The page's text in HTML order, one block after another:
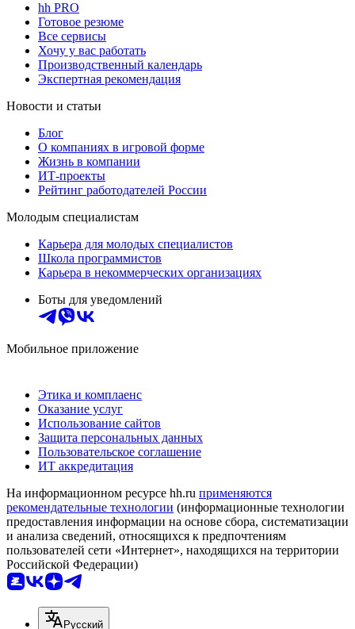
hh PRO
Готовое резюме
Все сервисы
Хочу у вас работать
Производственный календарь
Экспертная рекомендация
Новости и статьи
Блог
О компаниях в игровой форме
Жизнь в компании
ИТ-проекты
Рейтинг работодателей России
Молодым специалистам
Карьера для молодых специалистов
Школа программистов
Карьера в некоммерческих организациях
Боты для уведомлений
Мобильное приложение
Этика и комплаенс
Оказание услуг
Использование сайтов
Защита персональных данных
Пользовательское соглашение
ИТ аккредитация
На информационном ресурсе hh.ru применяются
рекомендательные технологии (информационные технологии
предоставления информации на основе сбора, систематизации
и анализа сведений, относящихся к предпочтениям
пользователей сети «Интернет», находящихся на территории
Российской Федерации)
Русский